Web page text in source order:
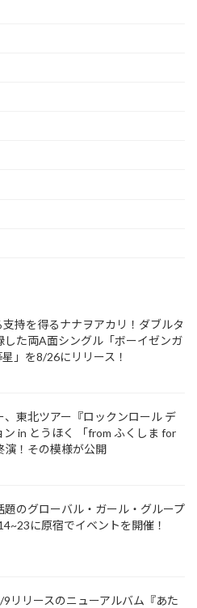
支持を得るナナヲアカリ！ダブルタ
した両A面シングル「ボーイゼンガ
」を8/26にリリース！
、東北ツアー『ロックンロール デ
ン in とうほく 「from ふくしま for
演！その模様が公開
題のグローバル・ガール・グループ
に原宿でイベントを開催！
リリースのニューアルバム『あた